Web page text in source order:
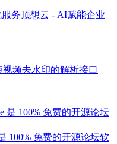
顶想云 - AI赋能企业
视频去水印的解析接口
100% 免费的开源论坛软